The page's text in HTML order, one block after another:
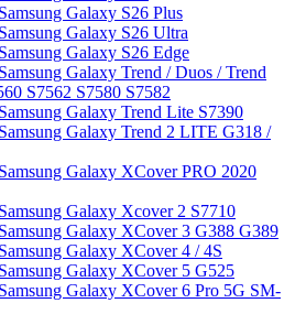
Galaxy S26 Plus
Galaxy S26 Ultra
Galaxy S26 Edge
Galaxy Trend / Duos / Trend
S7562 S7580 S7582
Galaxy Trend Lite S7390
Galaxy Trend 2 LITE G318 /
Galaxy XCover PRO 2020
Galaxy Xcover 2 S7710
Galaxy XCover 3 G388 G389
Galaxy XCover 4 / 4S
Galaxy XCover 5 G525
Galaxy XCover 6 Pro 5G SM-